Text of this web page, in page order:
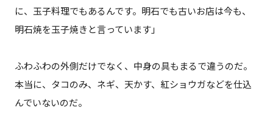
に、玉子料理でもあるんです。明石でも古いお店は今も、
明石焼を玉子焼きと言っています」
ふわふわの外側だけでなく、中身の具もまるで違うのだ。
本当に、タコのみ、ネギ、天かす、紅ショウガなどを仕込
んでいないのだ。